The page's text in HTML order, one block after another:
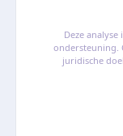
Deze
ondersteuning.
juridische